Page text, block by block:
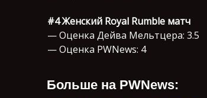
#4 Женский Royal Rumble матч
— Оценка Дейва Мельтцера: 3.5
— Оценка PWNews: 4
Больше на PWNews: